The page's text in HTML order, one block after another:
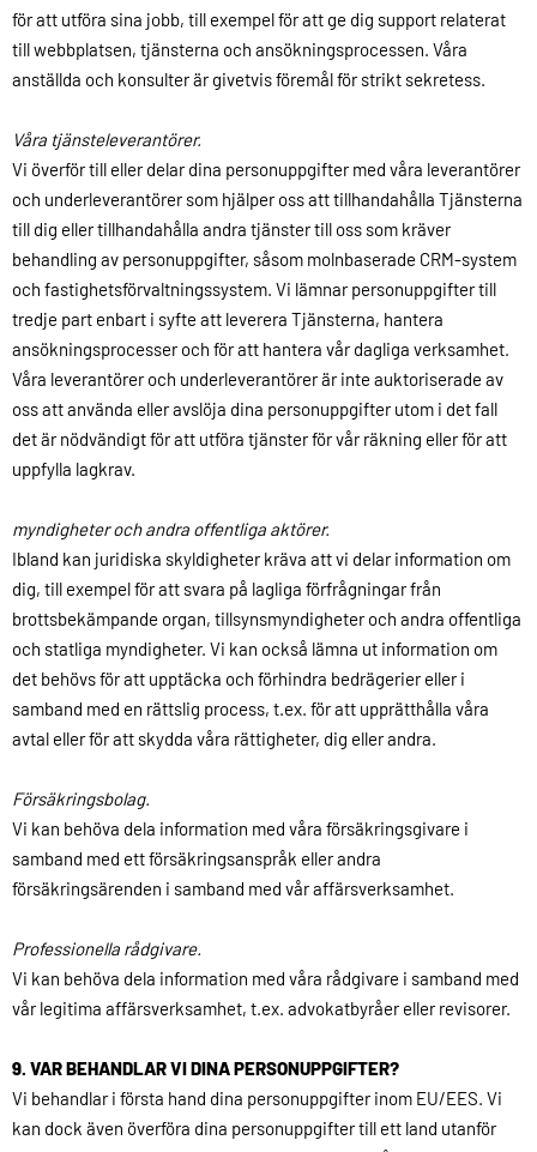
för att utföra sina jobb, till exempel för att ge dig support relaterat
till webbplatsen, tjänsterna och ansökningsprocessen. Våra
anställda och konsulter är givetvis föremål för strikt sekretess.
Våra tjänsteleverantörer.
Vi överför till eller delar dina personuppgifter med våra leverantörer
och underleverantörer som hjälper oss att tillhandahålla Tjänsterna
till dig eller tillhandahålla andra tjänster till oss som kräver
behandling av personuppgifter, såsom molnbaserade CRM-system
och fastighetsförvaltningssystem. Vi lämnar personuppgifter till
tredje part enbart i syfte att leverera Tjänsterna, hantera
ansökningsprocesser och för att hantera vår dagliga verksamhet.
Våra leverantörer och underleverantörer är inte auktoriserade av
oss att använda eller avslöja dina personuppgifter utom i det fall
det är nödvändigt för att utföra tjänster för vår räkning eller för att
uppfylla lagkrav.
myndigheter och andra offentliga aktörer.
Ibland kan juridiska skyldigheter kräva att vi delar information om
dig, till exempel för att svara på lagliga förfrågningar från
brottsbekämpande organ, tillsynsmyndigheter och andra offentliga
och statliga myndigheter. Vi kan också lämna ut information om
det behövs för att upptäcka och förhindra bedrägerier eller i
samband med en rättslig process, t.ex. för att upprätthålla våra
avtal eller för att skydda våra rättigheter, dig eller andra.
Försäkringsbolag.
Vi kan behöva dela information med våra försäkringsgivare i
samband med ett försäkringsanspråk eller andra
försäkringsärenden i samband med vår affärsverksamhet.
Professionella rådgivare.
Vi kan behöva dela information med våra rådgivare i samband med
vår legitima affärsverksamhet, t.ex. advokatbyråer eller revisorer.
9. VAR BEHANDLAR VI DINA PERSONUPPGIFTER?
Vi behandlar i första hand dina personuppgifter inom EU/EES. Vi
kan dock även överföra dina personuppgifter till ett land utanför